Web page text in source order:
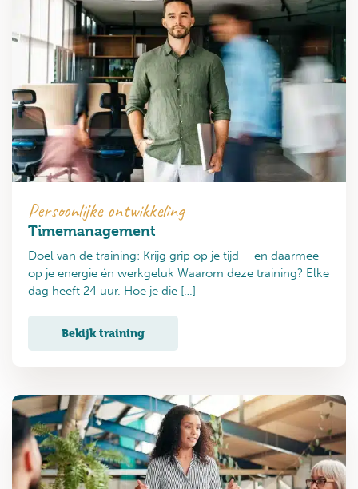
Persoonlijke ontwikkeling
Timemanagement
Doel van de training: Krijg grip op je tijd – en daarmee
op je energie én werkgeluk Waarom deze training? Elke
dag heeft 24 uur. Hoe je die […]
Bekijk training